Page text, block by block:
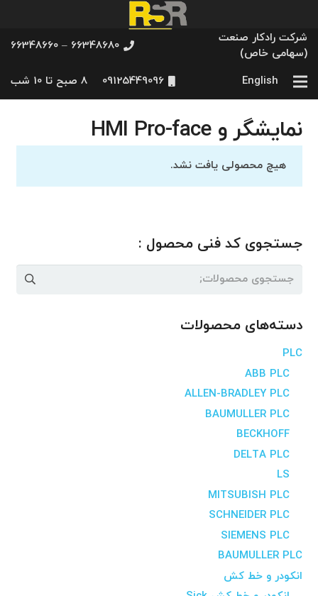
شرکت رادکار صنعت
(سهامی خاص)
66348680 – 66348660
English
09125449096 8 صبح تا 10 شب
نمایشگر و HMI Pro-face
هیچ محصولی یافت نشد.
جستجوی کد فنی محصول :
جستجو
دسته‌های محصولات
PLC
ABB PLC
ALLEN-BRADLEY PLC
BAUMULLER PLC
BECKHOFF
DELTA PLC
LS
MITSUBISH PLC
SCHNEIDER PLC
SIEMENS PLC
BAUMULLER PLC
انکودر و خط کش